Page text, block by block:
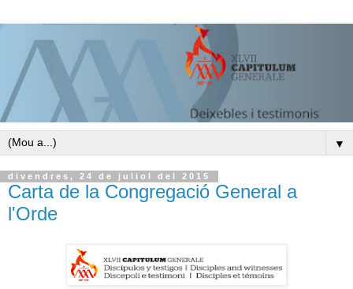
▼
divendres, 24 de juliol del 2015
Carta de la Congregació General a
l'Orde